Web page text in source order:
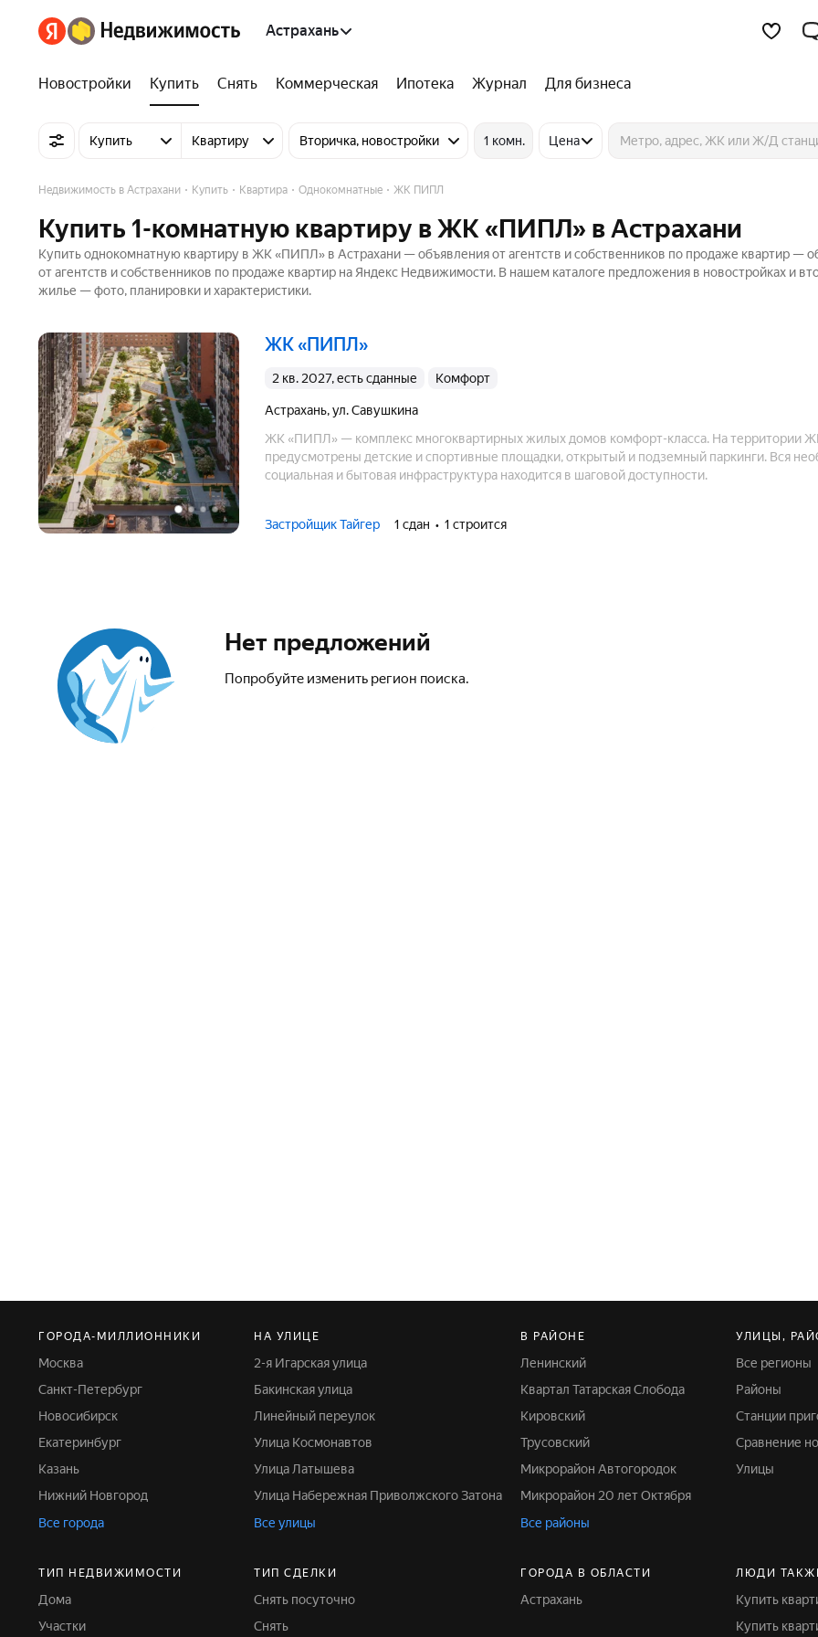
Астрахань
Новостройки Купить Снять Коммерческая Ипотека Журнал Для бизнеса
Купить Квартиру Вторичка, новостройки 1 комн. Цена
Недвижимость в Астрахани Купить Квартира Однокомнатные ЖК ПИПЛ
Купить 1-комнатную квартиру в ЖК «ПИПЛ» в Астрахани
Купить однокомнатную квартиру в ЖК «ПИПЛ» в Астрахани — объявления от агентств и собственников по продаже квартир —
от агентств и собственников по продаже квартир на Яндекс Недвижимости. В нашем каталоге предложения в новостройках и
жилье — фото, планировки и характеристики.
ЖК «ПИПЛ»
2 кв. 2027, есть сданные комфорт
Астрахань,ул. Савушкина
ЖК «ПИПЛ» — комплекс многоквартирных жилых домов комфорт-класса. На территории
предусмотрены детские и спортивные площадки, открытый и подземный паркинги. Вся
социальная и бытовая инфраструктура находится в шаговой доступности.
Застройщик Тайгер 1 сдан 1 строится
Нет предложений
Попробуйте изменить регион поиска.
ГОРОДА-МИЛЛИОННИКИ
Москва
Санкт-Петербург
Новосибирск
Екатеринбург
Казань
Нижний Новгород
Все города
НА УЛИЦЕ
2-я Игарская улица
Бакинская улица
Линейный переулок
Улица Космонавтов
Улица Латышева
Улица Набережная Приволжского Затона
Все улицы
В РАЙОНЕ
Ленинский
Квартал Татарская Слобода
Кировский
Трусовский
Микрорайон Автогородок
Микрорайон 20 лет Октября
Все районы
УЛИЦЫ,
Все регионы
Районы
Станции
Сравнение
Улицы
ТИП НЕДВИЖИМОСТИ
Дома
Участки
ТИП СДЕЛКИ
Снять посуточно
Снять
ГОРОДА В ОБЛАСТИ
Астрахань
ЛЮДИ
Купить
Купить